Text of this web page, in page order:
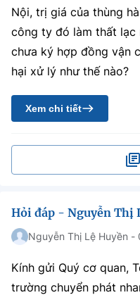
Nội, trị giá của thùng
công ty đó làm thất lạc
chưa ký hợp đồng vận
hại xử lý như thế nào?
Xem chi tiết
Hỏi đáp - Nguyễn Thị
Nguyễn Thị Lệ Huyền
Kính gửi Quý cơ quan,
trường chuyển phát